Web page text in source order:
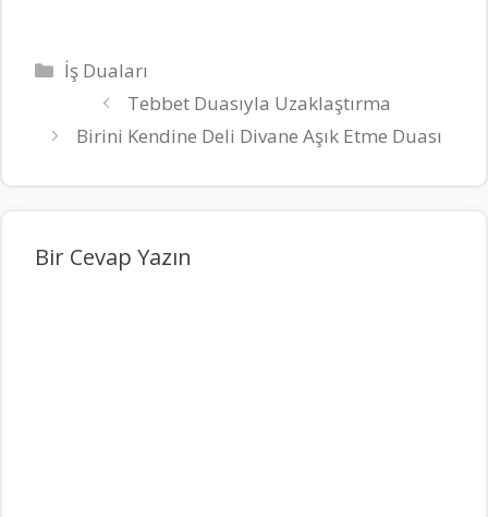
Kategoriler
İş Duaları
Tebbet Duasıyla Uzaklaştırma
Birini Kendine Deli Divane Aşık Etme Duası
Bir Cevap Yazın